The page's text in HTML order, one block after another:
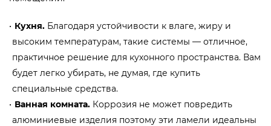
Кухня.Благодаря устойчивости к влаге, жиру и
высоким температурам, такие системы — отличное,
практичное решение для кухонного пространства. Вам
будет легко убирать, не думая, где купить
специальные средства.
Ванная комната.Коррозия не может повредить
алюминиевые изделия поэтому эти ламели идеальны